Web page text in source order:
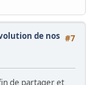
#7
de nos
de partager et